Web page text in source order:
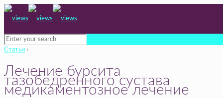
Статьи ›
Лечение бурсита
тазобедренного сустава
медикаментозное лечение